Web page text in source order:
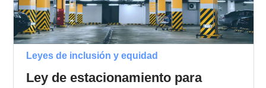
Leyes de inclusión y equidad
Ley de estacionamiento para